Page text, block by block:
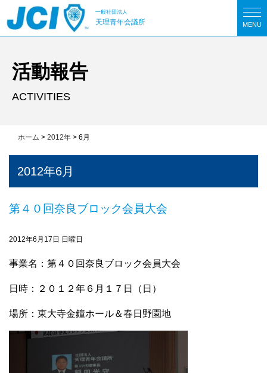
MENU
一般社団法人
天理青年会議所
活動報告
ACTIVITIES
ホーム > 2012年 > 6月
2012年6月
第４０回奈良ブロック会員大会
2012年6月17日 日曜日
事業名：第４０回奈良ブロック会員大会
日時：２０１２年６月１７日（日）
場所：東大寺金鐘ホール＆春日野園地